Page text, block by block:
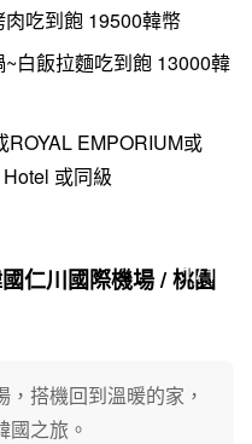
肉吃到飽 19500韓幣
白飯拉麵吃到飽 13000韓
ROYAL EMPORIUM或
或同級
仁川國際機場 / 桃園
搭機回到溫暖的家，
國之旅。
1/1